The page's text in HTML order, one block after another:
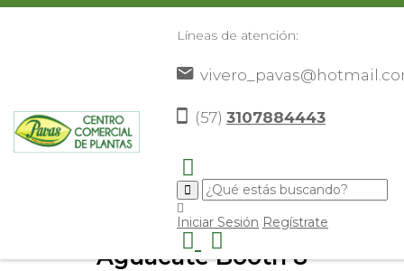
Líneas de atención:
(57) 3107884443
Iniciar Sesión Regístrate
Frutales >Aguacates>Aguacate
Aguacate Booth 8